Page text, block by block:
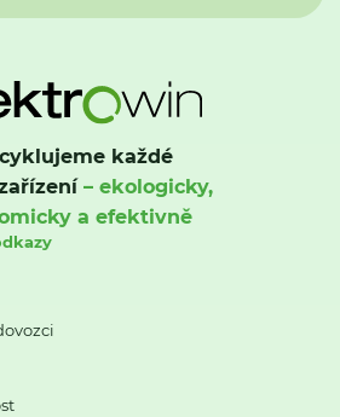
každé
– ekologicky,
a efektivně